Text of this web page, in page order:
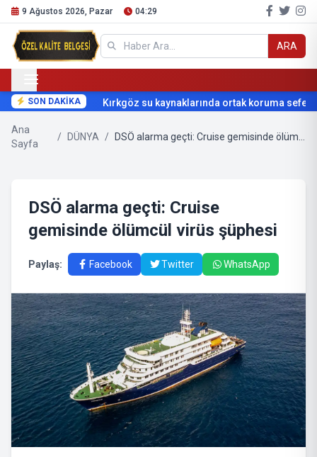
9 Ağustos 2026, Pazar 04:29
ARA
SON DAKİKA Kırkgöz su kaynaklarında ortak koruma
Ana
Sayfa
/ DÜNYA /
DSÖ alarma geçti: Cruise
gemisinde ölümcül virüs şüphesi
Paylaş: Facebook Twitter WhatsApp